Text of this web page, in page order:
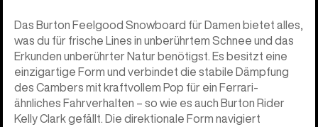
Das Burton Feelgood Snowboard für Damen bietet alles,
was du für frische Lines in unberührtem Schnee und das
Erkunden unberührter Natur benötigst. Es besitzt eine
einzigartige Form und verbindet die stabile Dämpfung
des Cambers mit kraftvollem Pop für ein Ferrari-
ähnliches Fahrverhalten – so wie es auch Burton Rider
Kelly Clark gefällt. Die direktionale Form navigiert